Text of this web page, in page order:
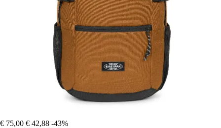
€ 75,00 € 42,88 -43%